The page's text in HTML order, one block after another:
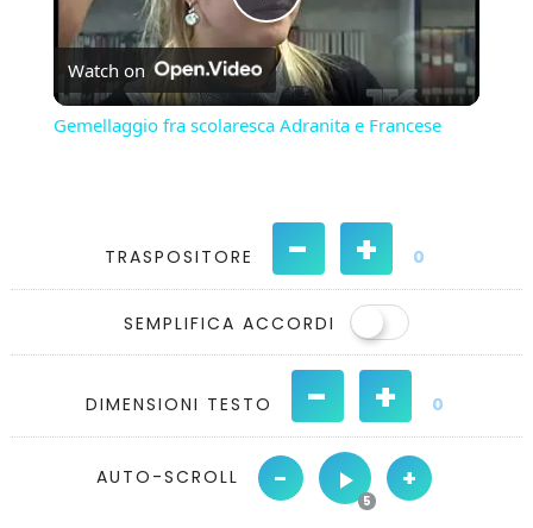
Play
Video
Watch on
Gemellaggio fra scolaresca Adranita e Francese
TRASPOSITORE - + 0
SEMPLIFICA ACCORDI
DIMENSIONI TESTO - + 0
AUTO-SCROLL - +